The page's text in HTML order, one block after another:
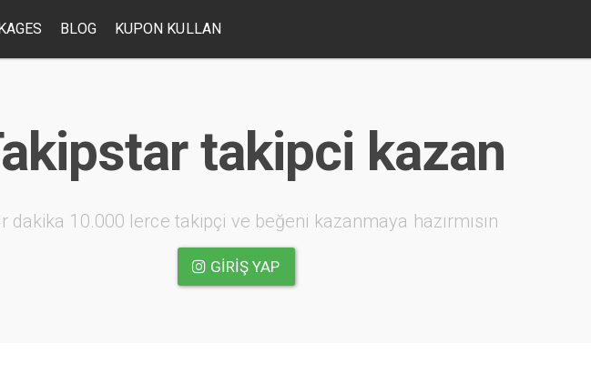
BLOG KUPON KULLAN
takipci kazan
dakika 10.000 lerce takipçi ve beğeni kazanmaya hazırmısın
GIRIŞ YAP